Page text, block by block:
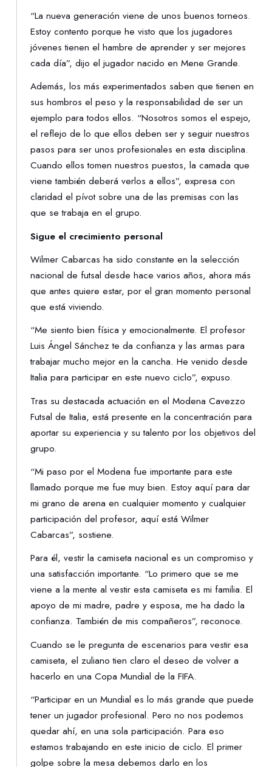
“La nueva generación viene de unos buenos torneos.
Estoy contento porque he visto que los jugadores
jóvenes tienen el hambre de aprender y ser mejores
cada día”, dijo el jugador nacido en Mene Grande.
Además, los más experimentados saben que tienen en
sus hombros el peso y la responsabilidad de ser un
ejemplo para todos ellos. “Nosotros somos el espejo,
el reflejo de lo que ellos deben ser y seguir nuestros
pasos para ser unos profesionales en esta disciplina.
Cuando ellos tomen nuestros puestos, la camada que
viene también deberá verlos a ellos”, expresa con
claridad el pívot sobre una de las premisas con las
que se trabaja en el grupo.
Sigue el crecimiento personal
Wilmer Cabarcas ha sido constante en la selección
nacional de futsal desde hace varios años, ahora más
que antes quiere estar, por el gran momento personal
que está viviendo.
“Me siento bien física y emocionalmente. El profesor
Luis Ángel Sánchez te da confianza y las armas para
trabajar mucho mejor en la cancha. He venido desde
Italia para participar en este nuevo ciclo”, expuso.
Tras su destacada actuación en el Modena Cavezzo
Futsal de Italia, está presente en la concentración para
aportar su experiencia y su talento por los objetivos del
grupo.
“Mi paso por el Modena fue importante para este
llamado porque me fue muy bien. Estoy aquí para dar
mi grano de arena en cualquier momento y cualquier
participación del profesor, aquí está Wilmer
Cabarcas”, sostiene.
Para él, vestir la camiseta nacional es un compromiso y
una satisfacción importante. “Lo primero que se me
viene a la mente al vestir esta camiseta es mi familia. El
apoyo de mi madre, padre y esposa, me ha dado la
confianza. También de mis compañeros”, reconoce.
Cuando se le pregunta de escenarios para vestir esa
camiseta, el zuliano tien claro el deseo de volver a
hacerlo en una Copa Mundial de la FIFA.
“Participar en un Mundial es lo más grande que puede
tener un jugador profesional. Pero no nos podemos
quedar ahí, en una sola participación. Para eso
estamos trabajando en este inicio de ciclo. El primer
golpe sobre la mesa debemos darlo en los